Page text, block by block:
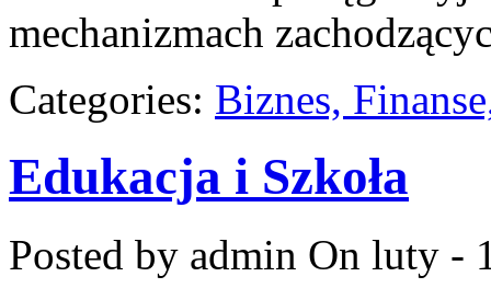
mechanizmach
Categories: Biznes,
Edukacja i Szkoła
Posted by admin On luty -